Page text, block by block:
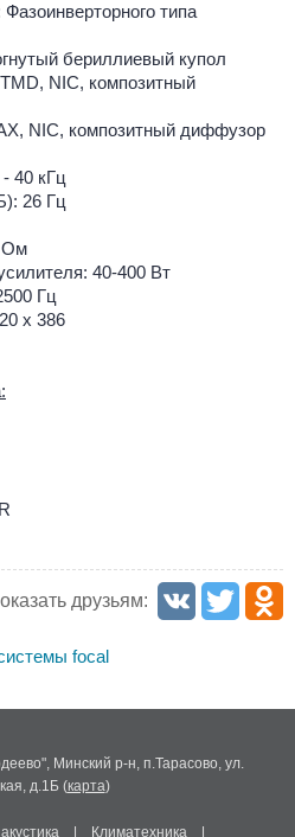
типа
бериллиевый купол
NIC, композитный
NIC, композитный диффузор
40 кГц
26 Гц
Ом
40-400 Вт
Гц
x 386
друзьям:
focal
Минский р-н, п.Тарасово, ул.
д.1Б(карта)
Климатехника